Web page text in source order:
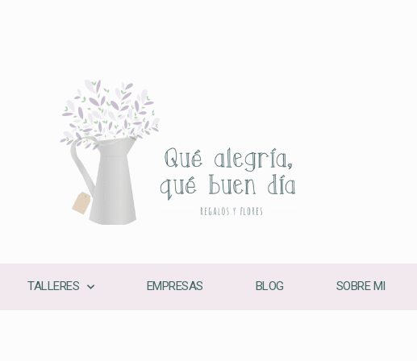
TALLERES EMPRESAS BLOG SOBRE MI